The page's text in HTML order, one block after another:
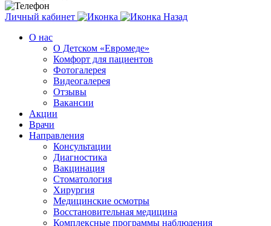
Личный кабинет
Назад
О нас
О Детском «Евромеде»
Комфорт для пациентов
Фотогалерея
Видеогалерея
Отзывы
Вакансии
Акции
Врачи
Направления
Консультации
Диагностика
Вакцинация
Стоматология
Хирургия
Медицинские осмотры
Восстановительная медицина
Комплексные программы наблюдения